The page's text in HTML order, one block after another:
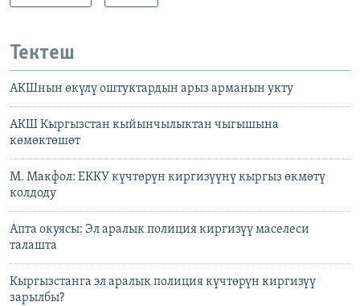
Тектеш
АКШнын өкүлү оштуктардын арыз арманын укту
АКШ Кыргызстан кыйынчылыктан чыгышына
көмөктөшөт
М. Макфол: ЕККУ күчтөрүн киргизүүнү кыргыз өкмөтү
колдоду
Апта окуясы: Эл аралык полиция киргизүү маселеси
талашта
Кыргызстанга эл аралык полиция күчтөрүн киргизүү
зарылбы?